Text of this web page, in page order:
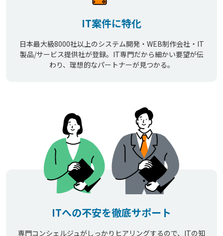
IT案件に特化
日本最大級8000社以上のシステム開発・WEB制作会社・IT
製品/サービス提供社が登録。IT専門だから細かい要望が伝
わり、理想的なパートナーが見つかる。
ITへの不安を徹底サポート
専門コンシェルジュがしっかりヒアリングするので、ITの知